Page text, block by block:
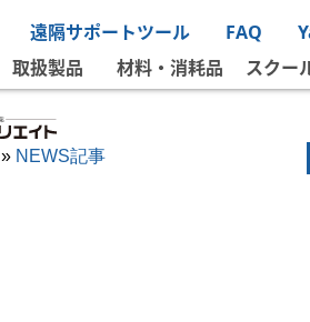
遠隔サポートツール FAQ
取扱製品
材料・消耗品 スクー
» NEWS記事